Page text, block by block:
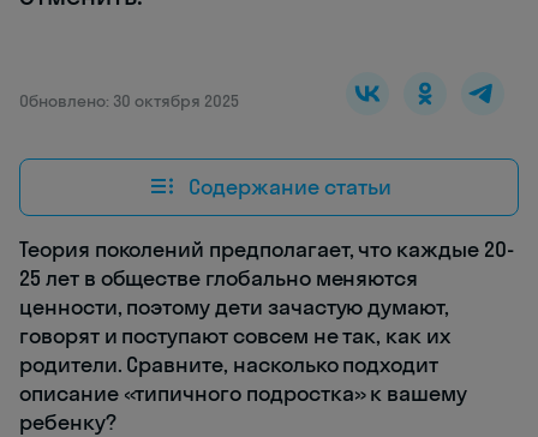
Обновлено: 30 октября 2025
Содержание статьи
Теория поколений предполагает, что каждые 20-
25 лет в обществе глобально меняются
ценности, поэтому дети зачастую думают,
говорят и поступают совсем не так, как их
родители. Сравните, насколько подходит
описание «типичного подростка» к вашему
ребенку?